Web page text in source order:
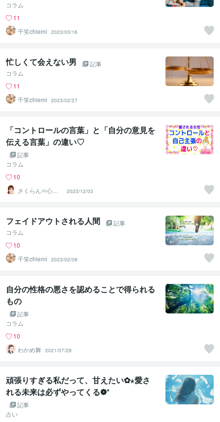
コラム
11
千笑chiemi
2023/03/16
忙しくて会えない男
記事
コラム
11
千笑chiemi
2023/02/27
「コントロールの言葉」と「自分の意見を
伝える言葉」の違い♡
記事
コラム
10
さくらん♾️心理
カウンセラー✨
❤️✨
2023/12/03
フェイドアウトされる人間
記事
コラム
10
千笑chiemi
2023/02/08
自分の性格の悪さを認めることで得られる
もの
記事
コラム
10
わかめ舞 2021/07/28
頑張りすぎる私だって、甘えたい✿⋆愛さ
れる未来は必ずやってくる❁*
記事
占い